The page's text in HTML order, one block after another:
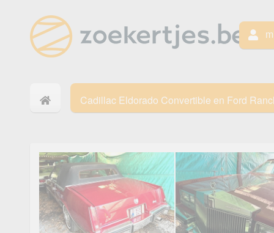
Cadillac Eldorado Convertible en Ford